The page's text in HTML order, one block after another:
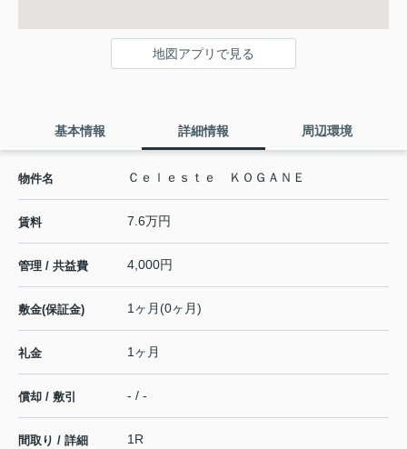
地図アプリで見る
基本情報 詳細情報 周辺環境
物件名 Ｃｅｌｅｓｔｅ ＫＯＧＡＮＥ
賃料 7.6万円
管理 / 共益費 4,000円
敷金(保証金) 1ヶ月(0ヶ月)
礼金 1ヶ月
償却 / 敷引 - / -
間取り / 詳細
1R